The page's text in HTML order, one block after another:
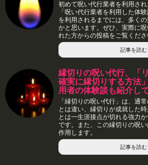
初めて呪い代行業者を利用さ
「呪い代行業者を利用した体
を利用されるまでには、多く
かと思います。ぜひ、実際に
れた方からの投稿をご覧くださ
記事を読む
縁切りの呪い代行、「
確実に縁切りする方法
用者の体験談も紹介し
「縁切りの呪い代行」は、通
とは違い、縁切りが成就した
とは一生涯接点が切れる強力
です。また、この縁切りの呪
作用します。
記事を読む